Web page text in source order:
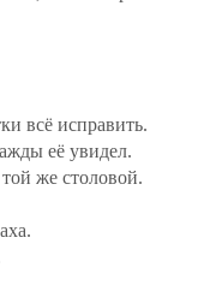
всё исправить.
её увидел.
же столовой.